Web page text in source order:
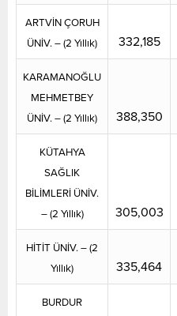
ARTVİN ÇORUH
ÜNİV. – (2 Yıllık)
332,185
KARAMANOĞLU
MEHMETBEY
ÜNİV. – (2 Yıllık)
388,350
KÜTAHYA
SAĞLIK
BİLİMLERİ ÜNİV.
– (2 Yıllık)
305,003
HİTİT ÜNİV. – (2
Yıllık)
335,464
BURDUR